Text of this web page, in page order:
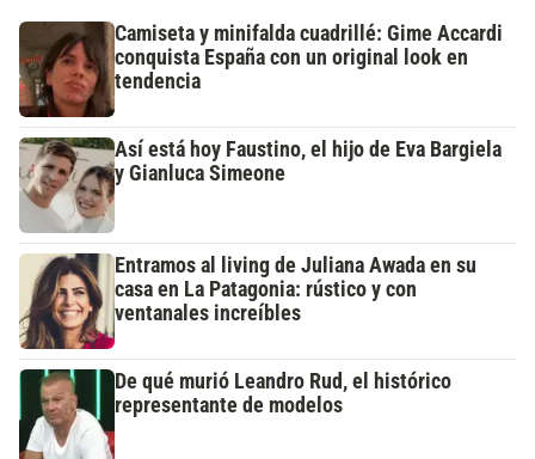
Camiseta y minifalda cuadrillé: Gime Accardi
conquista España con un original look en
tendencia
Así está hoy Faustino, el hijo de Eva Bargiela
y Gianluca Simeone
Entramos al living de Juliana Awada en su
casa en La Patagonia: rústico y con
ventanales increíbles
De qué murió Leandro Rud, el histórico
representante de modelos